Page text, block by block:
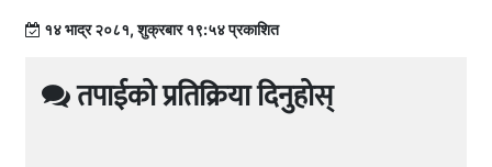
१४ भाद्र २०८१, शुक्रबार १९:५४ प्रकाशित
तपाईको प्रतिक्रिया दिनुहोस्